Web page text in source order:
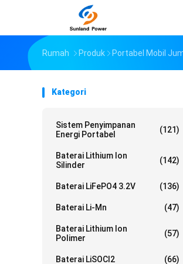
Rumah Produk Portabel Mobil
Kategori
Sistem Penyimpanan
Energi Portabel
(121)
Baterai Lithium Ion
Silinder
(142)
Baterai LiFePO4 3.2V (136)
Baterai Li-Mn (47)
Baterai Lithium Ion
Polimer
(57)
Baterai LiSOCl2 (66)